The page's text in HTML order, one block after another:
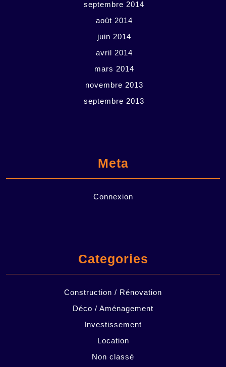
septembre 2014
août 2014
juin 2014
avril 2014
mars 2014
novembre 2013
septembre 2013
Meta
Connexion
Categories
Construction / Rénovation
Déco / Aménagement
Investissement
Location
Non classé